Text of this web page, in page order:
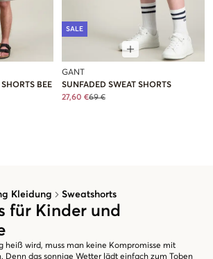
Kleidung Sweatshorts
für Kinder und
heiß wird, muss man keine Kompromisse mit
Denn das sonnige Wetter lädt einfach zum Toben
BEE
SALE
GANT
SUNFADED SWEAT SHORTS
27,60 €69 €